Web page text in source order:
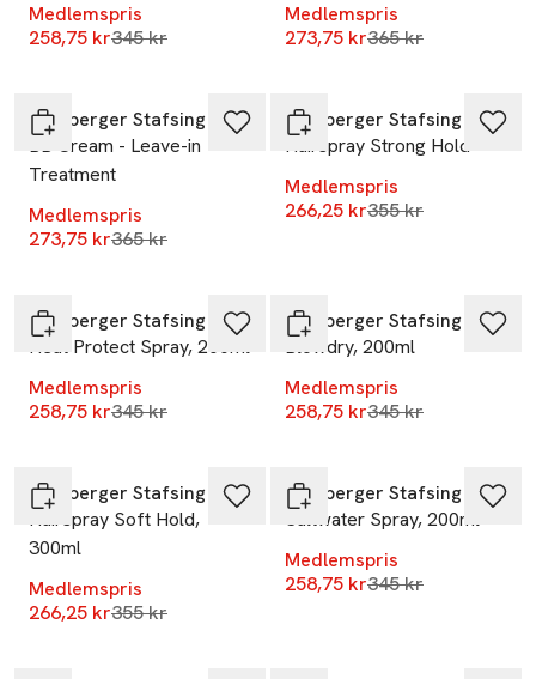
Medlemspris
258,75 krLägsta pris 30 dagar
345 kr
Medlemspris
273,75 krLägsta pris 30
365 kr
Lernberger Stafsing
BB Cream - Leave-in
Treatment
Medlemspris
273,75 krLägsta pris 30 dagar
365 kr
Lernberger Stafsing
Hairspray Strong Hold
Medlemspris
266,25 krLägsta pris 30
355 kr
Lernberger Stafsing
Heat Protect Spray, 200ml
Medlemspris
258,75 krLägsta pris 30 dagar
345 kr
Lernberger Stafsing
Blowdry, 200ml
Medlemspris
258,75 krLägsta pris 30
345 kr
Lernberger Stafsing
Hairspray Soft Hold,
300ml
Medlemspris
266,25 krLägsta pris 30 dagar
355 kr
Lernberger Stafsing
Saltwater Spray, 200ml
Medlemspris
258,75 krLägsta pris 30
345 kr